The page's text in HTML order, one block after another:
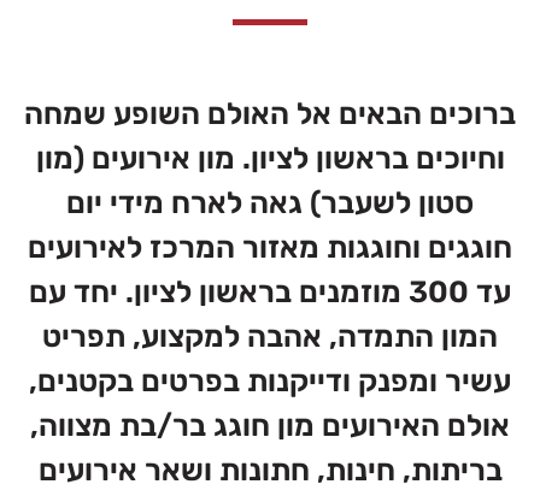
ברוכים הבאים אל האולם השופע שמחה
וחיוכים בראשון לציון. מון אירועים (מון
סטון לשעבר) גאה לארח מידי יום
חוגגים וחוגגות מאזור המרכז לאירועים
עד 300 מוזמנים בראשון לציון. יחד עם
המון התמדה, אהבה למקצוע, תפריט
עשיר ומפנק ודייקנות בפרטים בקטנים,
אולם האירועים מון חוגג בר/בת מצווה,
בריתות, חינות, חתונות ושאר אירועים